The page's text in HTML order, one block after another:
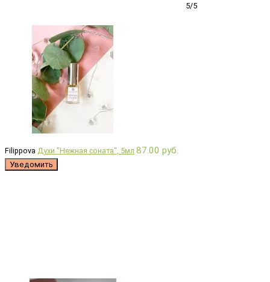
5/5
Filippova Духи "Нежная соната", 5мл 87.00 руб.
Уведомить